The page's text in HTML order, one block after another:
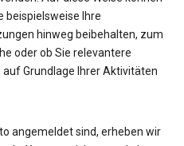
beispielsweise Ihre
hinweg beibehalten, zum
oder ob Sie relevantere
Grundlage Ihrer Aktivitäten
angemeldet sind, erheben wir